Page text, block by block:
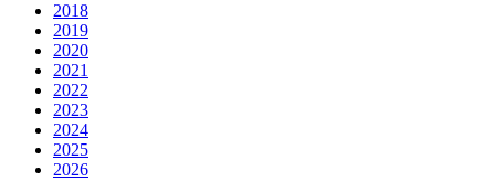
2018
2019
2020
2021
2022
2023
2024
2025
2026